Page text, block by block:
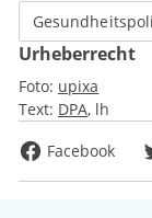
Urheberrecht
Foto: upixa
Text: DPA lh
Facebook